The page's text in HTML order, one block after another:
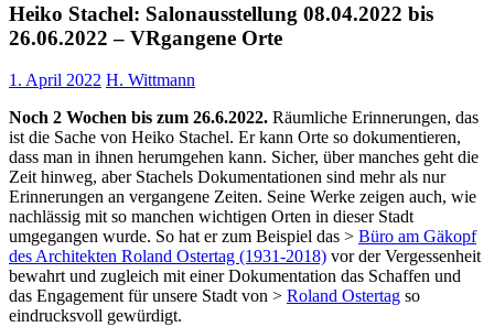
Heiko Stachel: Salonausstellung 08.04.2022 bis
26.06.2022 – VRgangene Orte
1. April 2022 H. Wittmann
Noch 2 Wochen bis zum 26.6.2022. Räumliche Erinnerungen, das
ist die Sache von Heiko Stachel. Er kann Orte so dokumentieren,
dass man in ihnen herumgehen kann. Sicher, über manches geht die
Zeit hinweg, aber Stachels Dokumentationen sind mehr als nur
Erinnerungen an vergangene Zeiten. Seine Werke zeigen auch, wie
nachlässig mit so manchen wichtigen Orten in dieser Stadt
umgegangen wurde. So hat er zum Beispiel das > Büro am Gäkopf
des Architekten Roland Ostertag (1931-2018) vor der Vergessenheit
bewahrt und zugleich mit einer Dokumentation das Schaffen und
das Engagement für unsere Stadt von > Roland Ostertag so
eindrucksvoll gewürdigt.